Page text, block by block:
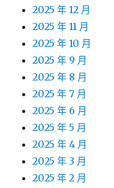
2025 年 12 月
2025 年 11 月
2025 年 10 月
2025 年 9 月
2025 年 8 月
2025 年 7 月
2025 年 6 月
2025 年 5 月
2025 年 4 月
2025 年 3 月
2025 年 2 月